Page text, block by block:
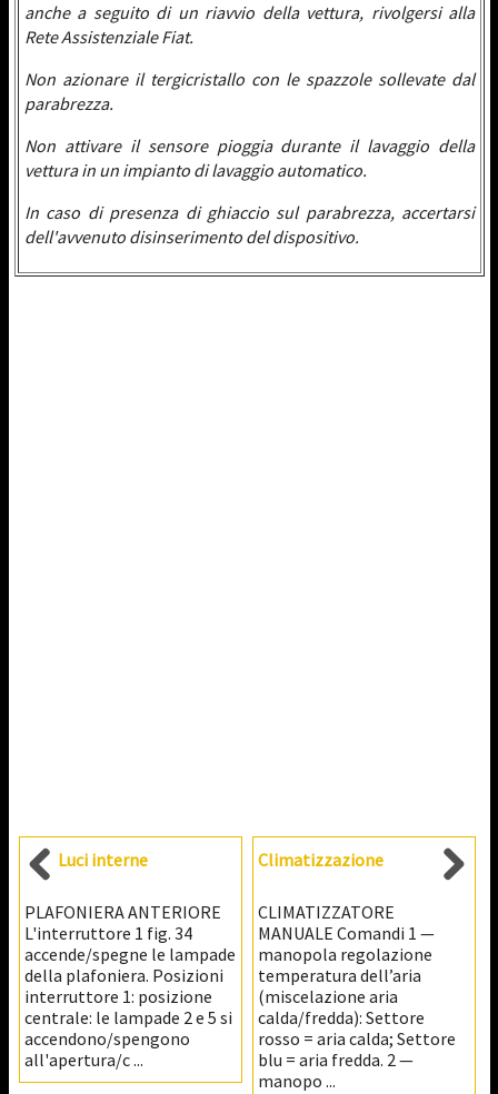
anche a seguito di un riavvio della vettura, rivolgersi alla
Rete Assistenziale Fiat.
Non azionare il tergicristallo con le spazzole sollevate dal
parabrezza.
Non attivare il sensore pioggia durante il lavaggio della
vettura in un impianto di lavaggio automatico.
In caso di presenza di ghiaccio sul parabrezza, accertarsi
dell'avvenuto disinserimento del dispositivo.
Luci interne
PLAFONIERA ANTERIORE
L'interruttore 1 fig. 34
accende/spegne le lampade
della plafoniera. Posizioni
interruttore 1: posizione
centrale: le lampade 2 e 5 si
accendono/spengono
all'apertura/c ...
Climatizzazione
CLIMATIZZATORE
MANUALE Comandi 1 —
manopola regolazione
temperatura dell’aria
(miscelazione aria
calda/fredda): Settore
rosso = aria calda; Settore
blu = aria fredda. 2 —
manopo ...